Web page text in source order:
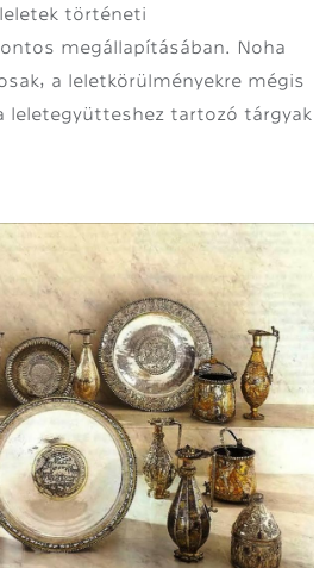
történeti
megállapításában. Noha
a leletkörülményekre mégis
leletegyütteshez tartozó tárgyak